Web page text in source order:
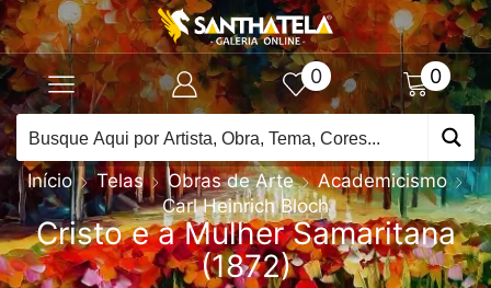
0 0
Início Telas Obras de Arte
Academicismo
Carl Heinrich Bloch
Cristo e a Mulher Samaritana
(1872)